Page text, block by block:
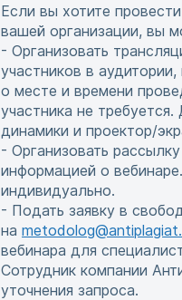
Если вы хотите
вашей организации, вы
- Организовать
участников в
о месте и времени
участника не
динамики и проектор/
- Организовать
информацией о
индивидуально.
- Подать заявку в
на
вебинара для
Сотрудник компании
уточнения запроса.